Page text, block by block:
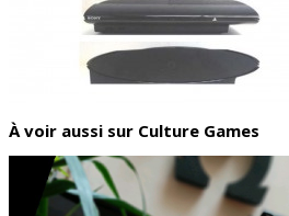
À voir aussi sur Culture Games